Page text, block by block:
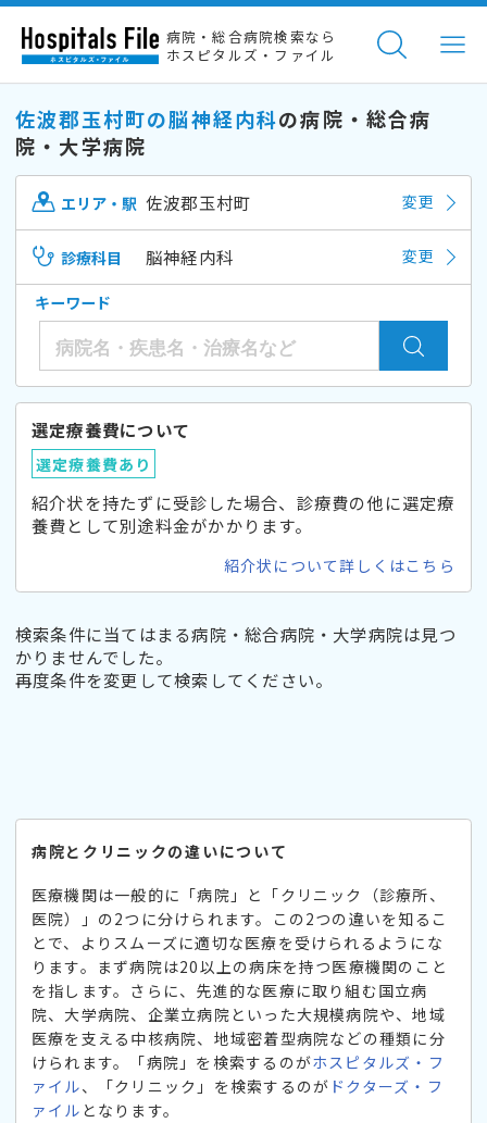
病院・総合病院検索なら
ホスピタルズ・ファイル
佐波郡玉村町の脳神経内科の病院・総合病
院・大学病院
エリア・駅 佐波郡玉村町 変更
診療科目 脳神経内科 変更
キーワード
選定療養費について
選定療養費あり
紹介状を持たずに受診した場合、診療費の他に選定療
養費として別途料金がかかります。
紹介状について詳しくはこちら
検索条件に当てはまる病院・総合病院・大学病院は見つ
かりませんでした。
再度条件を変更して検索してください。
病院とクリニックの違いについて
医療機関は一般的に「病院」と「クリニック（診療所、
医院）」の2つに分けられます。この2つの違いを知るこ
とで、よりスムーズに適切な医療を受けられるようにな
ります。まず病院は20以上の病床を持つ医療機関のこと
を指します。さらに、先進的な医療に取り組む国立病
院、大学病院、企業立病院といった大規模病院や、地域
医療を支える中核病院、地域密着型病院などの種類に分
けられます。「病院」を検索するのがホスピタルズ・フ
ァイル、「クリニック」を検索するのが ドクターズ・フ
ァイル となります。